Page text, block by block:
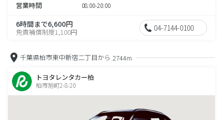
営業時間 08:00-20:00
6時間まで6,600円
免責補償制度1,100円 04-7144-0100
千葉県柏市東中新宿二丁目から 2744m
トヨタレンタカー柏
柏市旭町2-8-20